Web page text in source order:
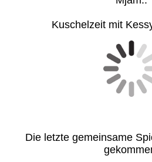
Kuschelzeit mit
Die letzte gemeinsame